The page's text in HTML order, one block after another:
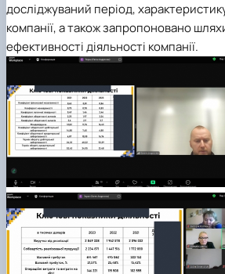
досліджуваний період,
компанії, а також запропоновано
ефективності діяльності компанії.